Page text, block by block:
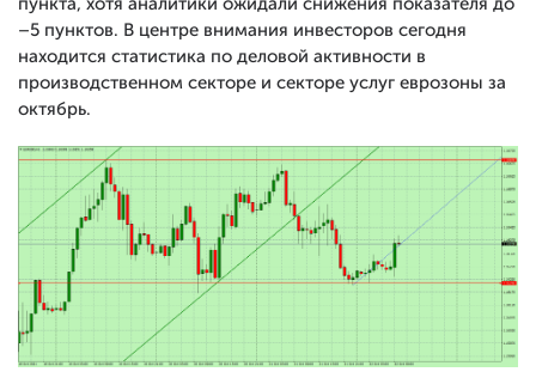
–5 пунктов. В центре внимания инвесторов сегодня
находится статистика по деловой активности в
производственном секторе и секторе услуг еврозоны за
октябрь.